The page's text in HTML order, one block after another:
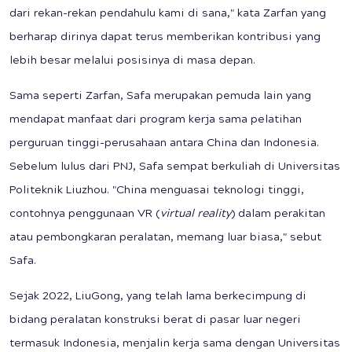
dari rekan-rekan pendahulu kami di sana," kata Zarfan yang
berharap dirinya dapat terus memberikan kontribusi yang
lebih besar melalui posisinya di masa depan.
Sama seperti Zarfan, Safa merupakan pemuda lain yang
mendapat manfaat dari program kerja sama pelatihan
perguruan tinggi-perusahaan antara China dan Indonesia.
Sebelum lulus dari PNJ, Safa sempat berkuliah di Universitas
Politeknik Liuzhou. "China menguasai teknologi tinggi,
contohnya penggunaan VR (virtual reality) dalam perakitan
atau pembongkaran peralatan, memang luar biasa," sebut
Safa.
Sejak 2022, LiuGong, yang telah lama berkecimpung di
bidang peralatan konstruksi berat di pasar luar negeri
termasuk Indonesia, menjalin kerja sama dengan Universitas